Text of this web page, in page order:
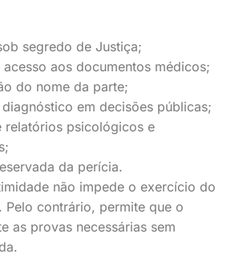
segredo de Justiça;
aos documentos médicos;
do nome da parte;
em decisões públicas;
relatórios psicológicos e
da perícia.
não impede o exercício do
Pelo contrário, permite que o
as provas necessárias sem